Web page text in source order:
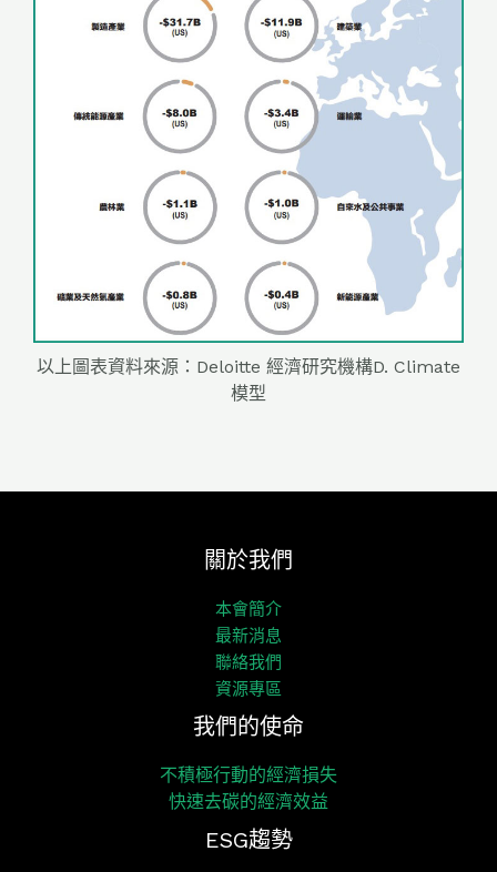
以上圖表資料來源：Deloitte 經濟研究機構D. Climate
模型
關於我們
本會簡介
最新消息
聯絡我們
資源專區
我們的使命
不積極行動的經濟損失
快速去碳的經濟效益
ESG趨勢